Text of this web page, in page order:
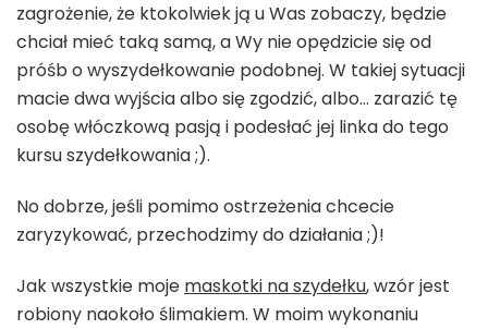
zagrożenie, że ktokolwiek ją u Was zobaczy, będzie
chciał mieć taką samą, a Wy nie opędzicie się od
próśb o wyszydełkowanie podobnej. W takiej sytuacji
macie dwa wyjścia albo się zgodzić, albo… zarazić tę
osobę włóczkową pasją i podesłać jej linka do tego
kursu szydełkowania ;).
No dobrze, jeśli pomimo ostrzeżenia chcecie
zaryzykować, przechodzimy do działania ;)!
Jak wszystkie moje maskotki na szydełku, wzór jest
robiony naokoło ślimakiem. W moim wykonaniu